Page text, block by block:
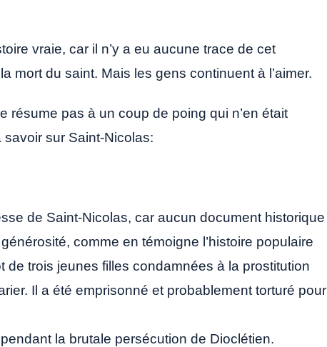
vraie, car il n’y a eu aucune trace de cet
mort du saint. Mais les gens continuent à l’aimer.
résume pas à un coup de poing qui n’en était
savoir sur Saint-Nicolas:
de Saint-Nicolas, car aucun document historique
comme en témoigne l’histoire populaire
trois jeunes filles condamnées à la prostitution
Il a été emprisonné et probablement torturé pour
la brutale persécution de Dioclétien.